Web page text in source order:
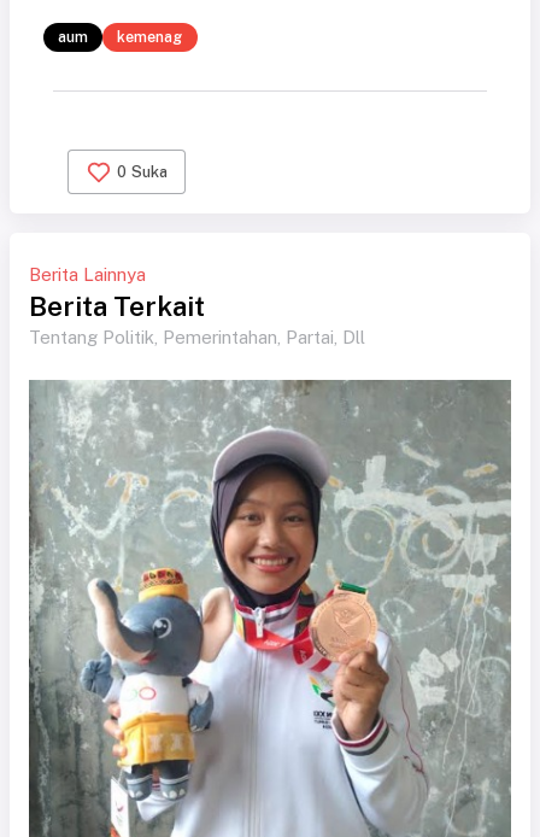
aum kemenag
0 Suka
Berita Lainnya
Berita Terkait
Tentang Politik, Pemerintahan, Partai, Dll